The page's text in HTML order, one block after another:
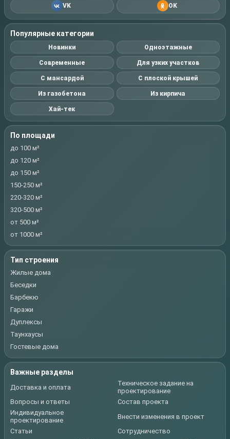
VK OK
Популярные категории
Новинки Одноэтажные
Современные Для узких участков
С мансардой С плоской крышей
Из газобетона Из кирпича
Хай-тек
По площади
до 100 м²
до 120 м²
до 150 м²
150-250 м²
220-320 м²
320-500 м²
от 500 м²
от 1000 м²
Тип строения
Жилые дома
Беседки
Барбекю
Гаражи
Дуплексы
Таунхаусы
Гостевые дома
Важные разделы
Доставка и оплата
Техническое задание на
проектирование
Вопросы и ответы
Состав проекта
Индивидуальное
проектирование
Внести изменения в проект
Статьи
Сотрудничество